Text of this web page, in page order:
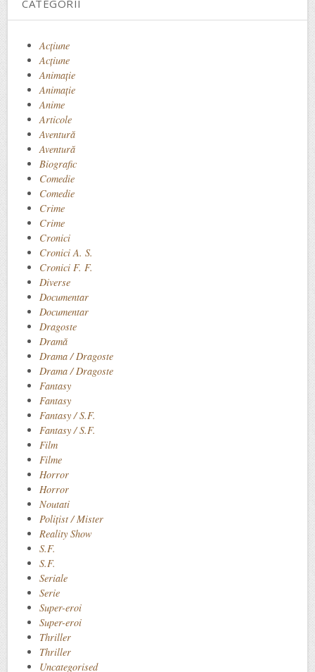
CATEGORII
Acţiune
Acțiune
Animaţie
Animație
Anime
Articole
Aventură
Aventură
Biografic
Comedie
Comedie
Crime
Crime
Cronici
Cronici A. S.
Cronici F. F.
Diverse
Documentar
Documentar
Dragoste
Dramă
Drama / Dragoste
Drama / Dragoste
Fantasy
Fantasy
Fantasy / S.F.
Fantasy / S.F.
Film
Filme
Horror
Horror
Noutati
Polițist / Mister
Reality Show
S.F.
S.F.
Seriale
Serie
Super-eroi
Super-eroi
Thriller
Thriller
Uncategorised